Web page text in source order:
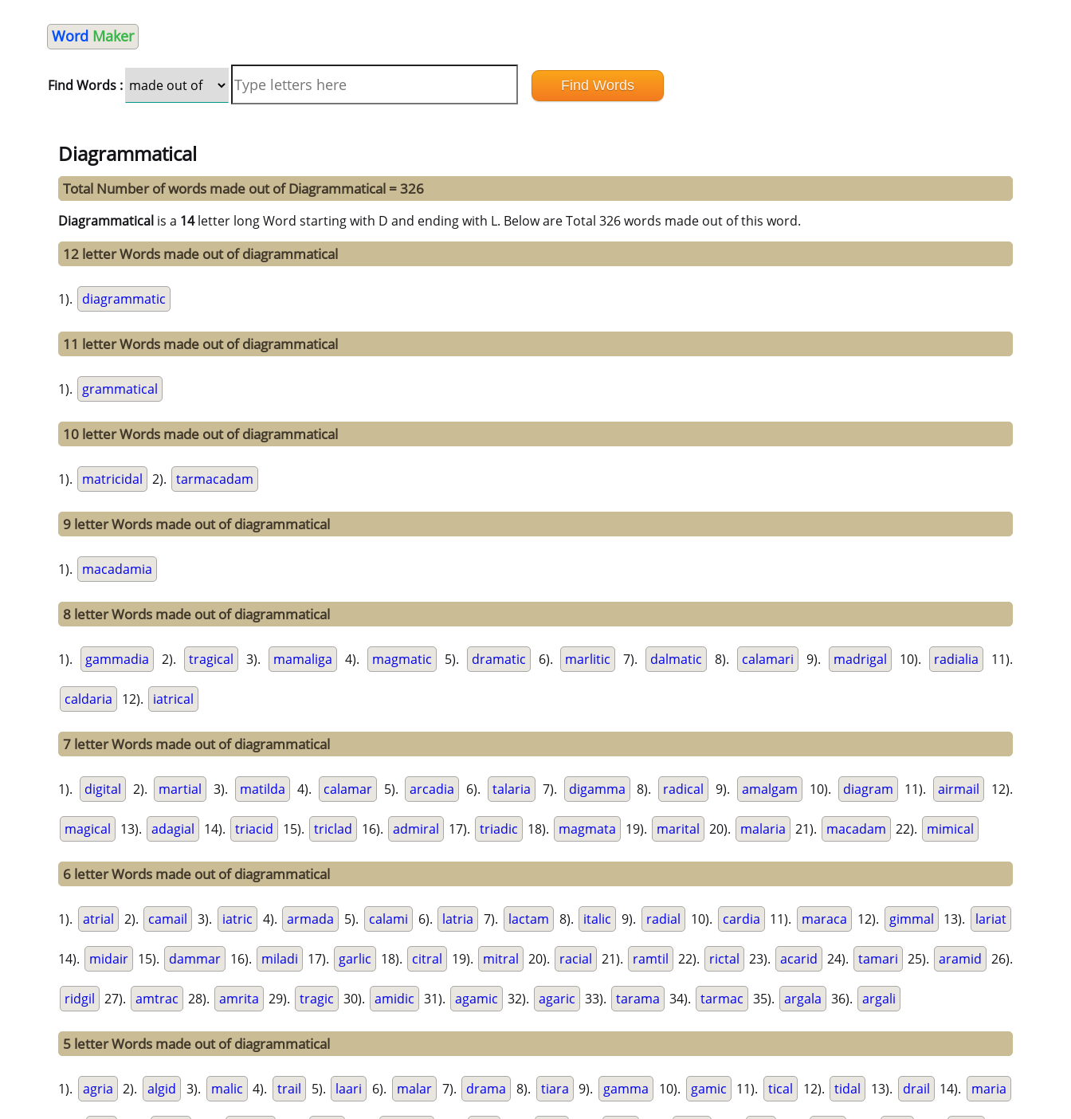
Word Maker
Find Words :
Diagrammatical
Total Number of words made out of Diagrammatical = 326
Diagrammatical is a 14letter long Word starting with D and ending with L. Below are Total 326 words made out of this word.
12 letter Words made out of diagrammatical
1). diagrammatic
11 letter Words made out of diagrammatical
1). grammatical
10 letter Words made out of diagrammatical
1). matricidal 2). tarmacadam
9 letter Words made out of diagrammatical
1). macadamia
8 letter Words made out of diagrammatical
1). gammadia 2). tragical 3). mamaliga 4). magmatic 5). dramatic 6). marlitic 7). dalmatic 8). calamari 9). madrigal 10). radialia 11).
caldaria 12). iatrical
7 letter Words made out of diagrammatical
1). digital 2). martial 3). matilda 4). calamar 5). arcadia 6). talaria 7). digamma 8). radical 9). amalgam 10). diagram 11). airmail 12).
magical 13). adagial 14). triacid 15). triclad 16). admiral 17). triadic 18). magmata 19). marital 20). malaria 21). macadam 22). mimical
6 letter Words made out of diagrammatical
1). atrial 2). camail 3). iatric 4). armada 5). calami 6). latria 7). lactam 8). italic 9). radial 10). cardia 11). maraca 12). gimmal 13). lariat
14). midair 15). dammar 16). miladi 17). garlic 18). citral 19). mitral 20). racial 21). ramtil 22). rictal 23). acarid 24). tamari 25). aramid 26).
ridgil 27). amtrac 28). amrita 29). tragic 30). amidic 31). agamic 32). agaric 33). tarama 34). tarmac 35). argala 36). argali
5 letter Words made out of diagrammatical
1). agria 2). algid 3). malic 4). trail 5). laari 6). malar 7). drama 8). tiara 9). gamma 10). gamic 11). tical 12). tidal 13). drail 14). maria